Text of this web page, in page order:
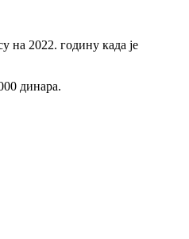
на 2022. годину када је
динара.